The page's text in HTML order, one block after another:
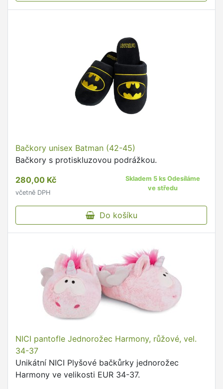
Bačkory unisex Batman (42-45)
Bačkory s protiskluzovou podrážkou.
280,00 Kč
včetně DPH
Skladem 5 ks Odesíláme
ve středu
Do košíku
NICI pantofle Jednorožec Harmony, růžové, vel.
34-37
Unikátní NICI Plyšové bačkůrky jednorožec
Harmony ve velikosti EUR 34-37.